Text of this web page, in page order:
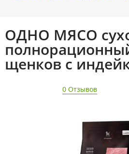
ОДНО МЯСО
щенков с
0 Отзывов